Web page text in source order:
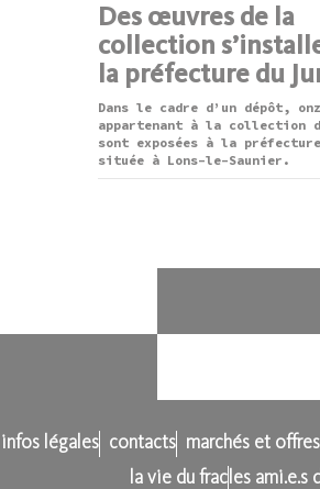
Des œuvres de la
collection
la préfecture du
Dans le cadre d’un dépôt,
appartenant à la collection
sont exposées à la
située à Lons-le-Saunier.
infos légales contacts marchés et
la vie du frac les ami.e.s